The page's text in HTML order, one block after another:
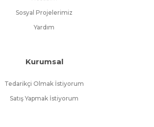
Sosyal Projelerimiz
Yardım
Kurumsal
Tedarikçi Olmak İstiyorum
Satış Yapmak İstiyorum